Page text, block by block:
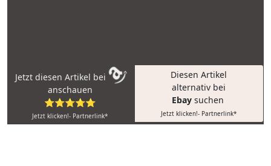
Jetzt diesen Artikel bei
anschauen
⭐⭐⭐⭐⭐
Jetzt klicken!- Partnerlink*
Diesen Artikel
alternativ bei
Ebay suchen
Jetzt klicken!- Partnerlink*